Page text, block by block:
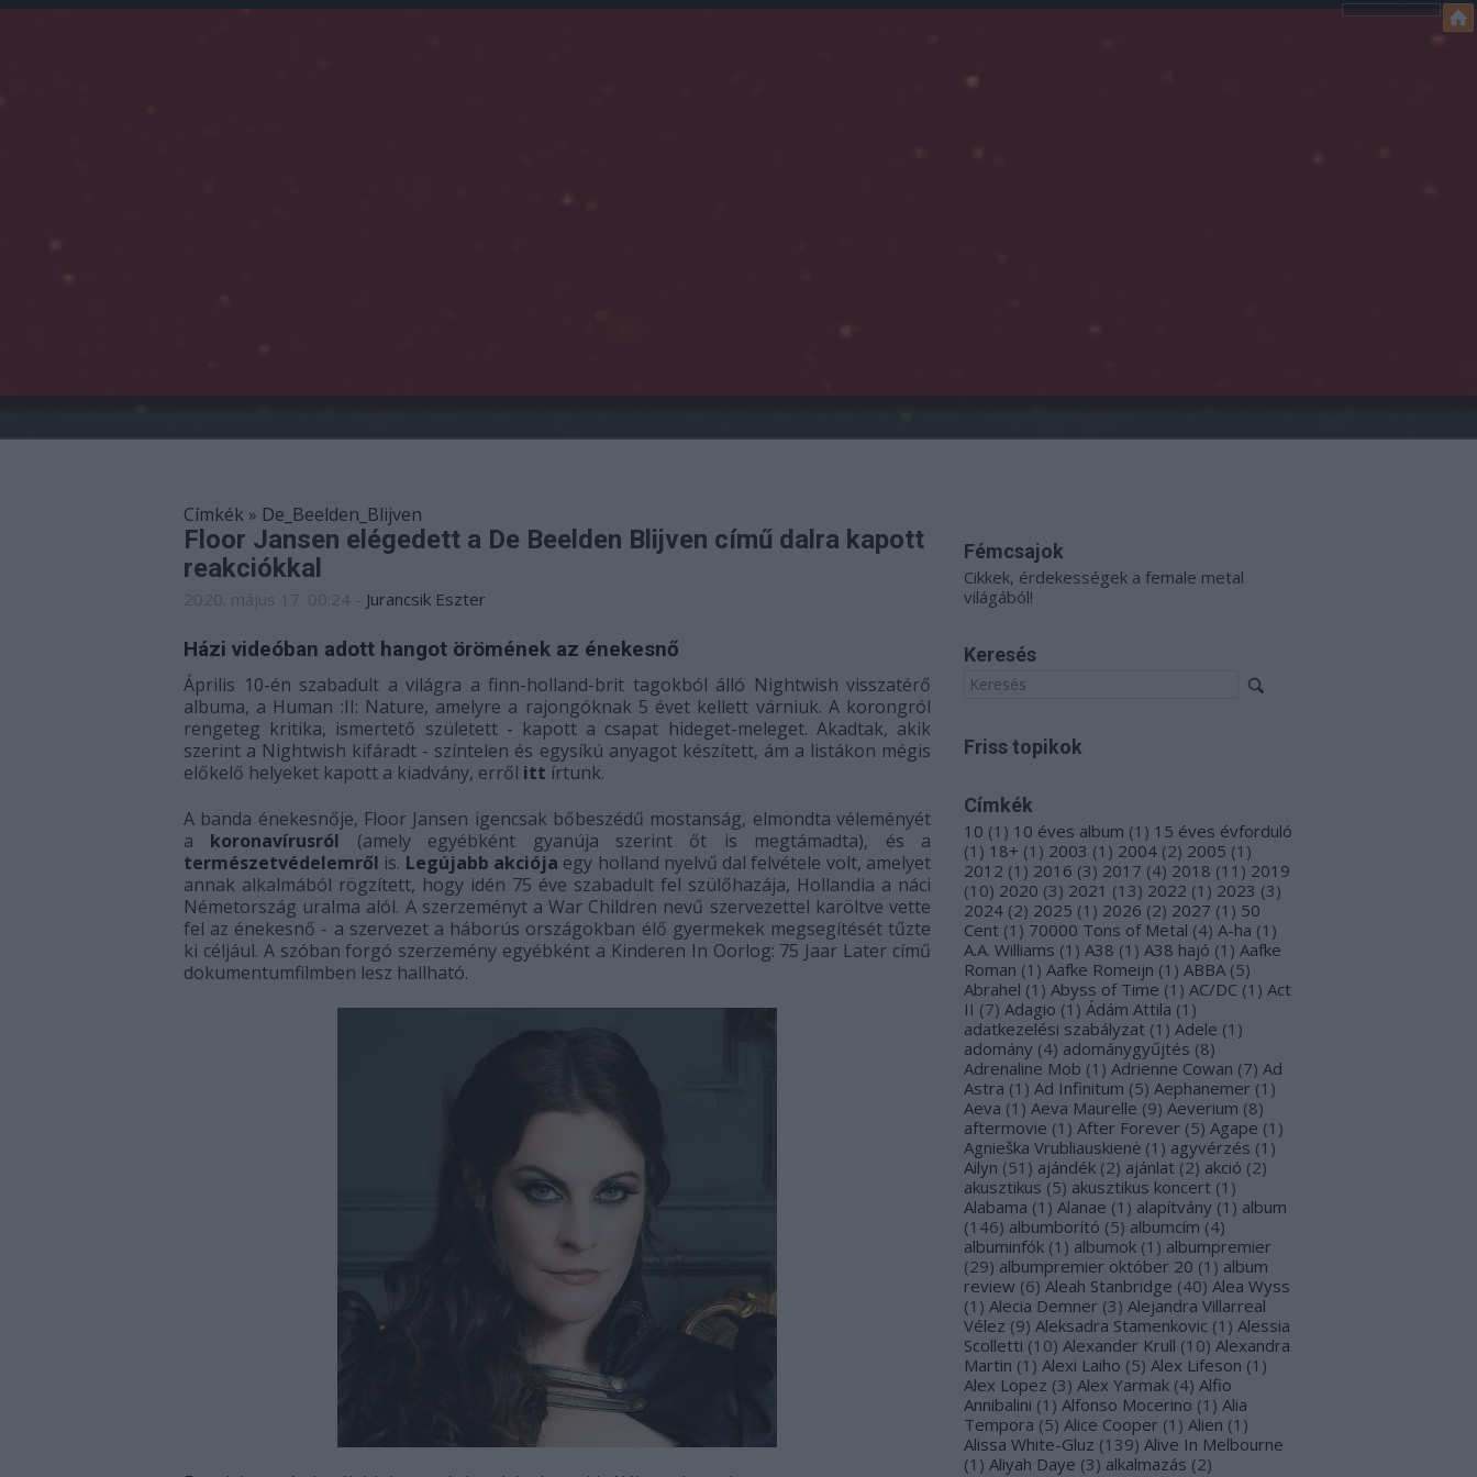
Címkék » De_Beelden_Blijven
Floor Jansen elégedett a De Beelden Blijven című dalra kapott
reakciókkal
Jurancsik Eszter
Házi videóban adott hangot örömének az énekesnő
Április 10-én szabadult a világra a finn-holland-brit tagokból álló Nightwish visszatérő
albuma, a Human :II: Nature, amelyre a rajongóknak 5 évet kellett várniuk. A korongról
rengeteg kritika, ismertető született - kapott a csapat hideget-meleget. Akadtak, akik
szerint a Nightwish kifáradt - színtelen és egysíkú anyagot készített, ám a listákon mégis
előkelő helyeket kapott a kiadvány, erről itt írtunk.
A banda énekesnője, Floor Jansen igencsak bőbeszédű mostanság, elmondta véleményét
a koronavírusról (amely egyébként gyanúja szerint őt is megtámadta), és a
természetvédelemről is. Legújabb akciója egy holland nyelvű dal felvétele volt, amelyet
annak alkalmából rögzített, hogy idén 75 éve szabadult fel szülőhazája, Hollandia a náci
Németország uralma alól. A szerzeményt a War Children nevű szervezettel karöltve vette
fel az énekesnő - a szervezet a háborús országokban élő gyermekek megsegítését tűzte
ki céljául. A szóban forgó szerzemény egyébként a Kinderen In Oorlog: 75 Jaar Later című
dokumentumfilmben lesz hallható.
Fémcsajok
Cikkek, érdekességek a female metal
világából!
Keresés
Friss topikok
Címkék
10 (1 ) 10 éves album (1 ) 15 éves évforduló
(1 ) 18+ (1 ) 2003 (1 ) 2004 (2) 2005 (1 )
2012 (1 ) 2016 (3) 2017 (4) 2018 (11 ) 2019
(10) 2020 (3) 2021 (13) 2022 (1 ) 2023 (3)
2024 (2) 2025 (1 ) 2026 (2) 2027 (1 ) 50
Cent (1 ) 70000 Tons of Metal (4) A-ha (1 )
A.A. Williams (1 ) A38 (1 ) A38 hajó (1 ) Aafke
Roman (1 ) Aafke Romeijn (1 ) ABBA (5)
Abrahel (1 ) Abyss of Time (1 ) AC/DC (1 ) Act
II (7) Adagio (1 ) Ádám Attila (1 )
adatkezelési szabályzat (1 ) Adele (1 )
adomány (4) adománygyűjtés (8)
Adrenaline Mob (1 ) Adrienne Cowan (7) Ad
Astra (1 ) Ad Infinitum (5) Aephanemer (1 )
Aeva (1 ) Aeva Maurelle (9) Aeverium (8)
aftermovie (1 ) After Forever (5) Agape (1 )
Agnieška Vrubliauskienė (1 ) agyvérzés (1 )
Ailyn (51 ) ajándék (2) ajánlat (2) akció (2)
akusztikus (5) akusztikus koncert (1 )
Alabama (1 ) Alanae (1 ) alapítvány (1 ) album
(146) albumborító (5) albumcím (4)
albuminfók (1 ) albumok (1 ) albumpremier
(29) albumpremier október 20 (1 ) album
review (6) Aleah Stanbridge (40) Alea Wyss
(1 ) Alecia Demner (3) Alejandra Villarreal
Vélez (9) Aleksadra Stamenkovic (1 ) Alessia
Scolletti (10) Alexander Krull (10) Alexandra
Martin (1 ) Alexi Laiho (5) Alex Lifeson (1 )
Alex Lopez (3) Alex Yarmak (4) Alfio
Annibalini (1 ) Alfonso Mocerino (1 ) Alia
Tempora (5) Alice Cooper (1 ) Alien (1 )
Alissa White-Gluz (139) Alive In Melbourne
(1 ) Aliyah Daye (3) alkalmazás (2)